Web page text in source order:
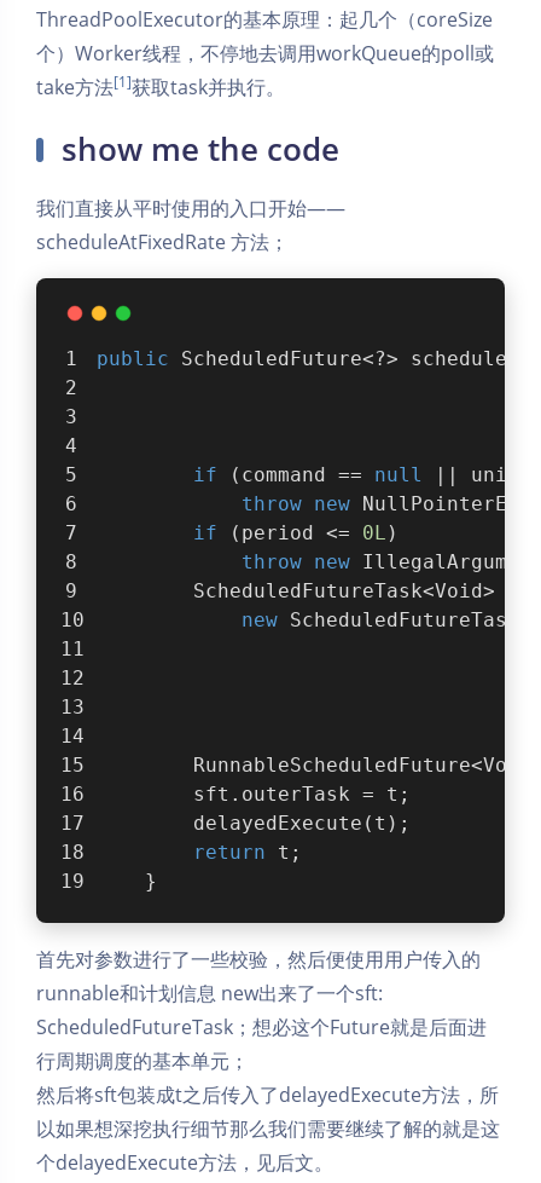
ThreadPoolExecutor的基本原理：起几个（coreSize
个）Worker线程，不停地去调用workQueue的poll或
take方法[1]获取task并执行。
show me the code
我们直接从平时使用的入口开始——
scheduleAtFixedRate 方法；
public ScheduledFuture<?>
if (command == null
|| unit
throw new
if (period <= 0L )
throw new
ScheduledFutureTask<Void>
new
        sft.outerTask = t;
        delayedExecute(t);
return t;
    }
首先对参数进行了一些校验，然后便使用用户传入的
runnable和计划信息 new出来了一个sft:
ScheduledFutureTask；想必这个Future就是后面进
行周期调度的基本单元；
然后将sft包装成t之后传入了delayedExecute方法，所
以如果想深挖执行细节那么我们需要继续了解的就是这
个delayedExecute方法，见后文。